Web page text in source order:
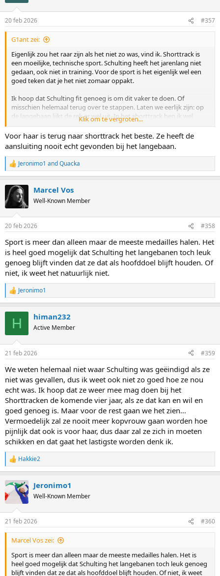
s
:
20 feb 2026 #357
G1ant zei:
Eigenlijk zou het raar zijn als het niet zo was, vind ik. Shorttrack is
een moeilijke, technische sport. Schulting heeft het jarenlang niet
gedaan, ook niet in training. Voor de sport is het eigenlijk wel een
goed teken dat je het niet zomaar oppakt.
Ik hoop dat Schulting fit genoeg is om dit vaker te doen. Of
misschien helemaal terug over te stappen. Laten we eerlijk zijn: op
de langebaan lijkt de rek er wel uit. In het shorttrack ben ik wel
benieuwd. Met haar ervaring kan ze echt nog wel mooie dingen
laten zien. En ook heel nuttig zijn in de relay.
Klik om te vergroten...
Voor haar is terug naar shorttrack het beste. Ze heeft de
aansluiting nooit echt gevonden bij het langebaan.
R
e
c
t
s
Jeronimo1 andQuacka
Marcel Vos
Well-Known Member
20 feb 2026 #358
Sport is meer dan alleen maar de meeste medailles halen. Het
is heel goed mogelijk dat Schulting het langebanen toch leuk
genoeg blijft vinden dat ze dat als hoofddoel blijft houden. Of
niet, ik weet het natuurlijk niet.
R
e
s
Jeronimo1
H himan232
Active Member
21 feb 2026 #359
We weten helemaal niet waar Schulting was geëindigd als ze
niet was gevallen, dus ik weet ook niet zo goed hoe ze nou
echt was. Ik hoop dat ze weer mee mag doen bij het
Shorttracken de komende vier jaar, als ze dat kan en wil en
goed genoeg is. Maar voor de rest gaan we het zien...
Vermoedelijk zal ze nooit meer kopvrouw gaan worden hoe
pijnlijk dat ook is voor haar, dus daar zal ze zich in moeten
schikken en dat gaat het lastigste worden denk ik.
R
e
c
t
s
:
Hakkie2
Jeronimo1
Well-Known Member
21 feb 2026 #360
Marcel Vos zei:
Sport is meer dan alleen maar de meeste medailles halen. Het is
heel goed mogelijk dat Schulting het langebanen toch leuk genoeg
blijft vinden dat ze dat als hoofddoel blijft houden. Of niet, ik weet